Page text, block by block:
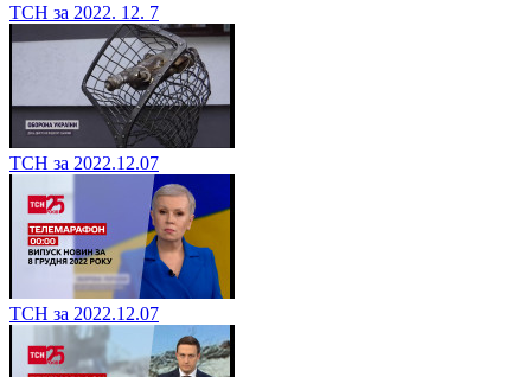
ТСН за 2022. 12. 7
ТСН за 2022.12.07
ТСН за 2022.12.07